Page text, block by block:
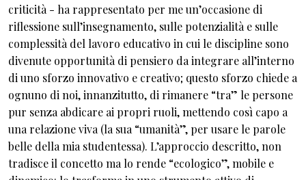
criticità - ha rappresentato per me un’occasione di
riflessione sull’insegnamento, sulle potenzialità e sulle
complessità del lavoro educativo in cui le discipline sono
divenute opportunità di pensiero da integrare all’interno
di uno sforzo innovativo e creativo; questo sforzo chiede a
ognuno di noi, innanzitutto, di rimanere “tra” le persone
pur senza abdicare ai propri ruoli, mettendo così capo a
una relazione viva (la sua “umanità”, per usare le parole
belle della mia studentessa). L’approccio descritto, non
tradisce il concetto ma lo rende “ecologico”, mobile e